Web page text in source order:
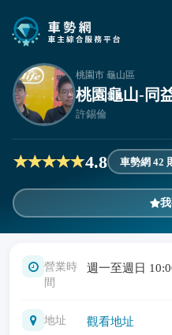
桃園市 龜山區
桃園龜山-同
許錫倫
4.8 車勢網 42
營業時
間
週一至週日
地址 觀看地址